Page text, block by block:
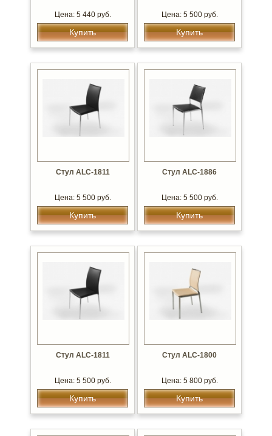
Цена: 5 440 руб.
Купить
Цена: 5 500 руб.
Купить
Стул ALC-1811
Цена: 5 500 руб.
Купить
Стул ALC-1886
Цена: 5 500 руб.
Купить
Стул ALC-1811
Цена: 5 500 руб.
Купить
Стул ALC-1800
Цена: 5 800 руб.
Купить